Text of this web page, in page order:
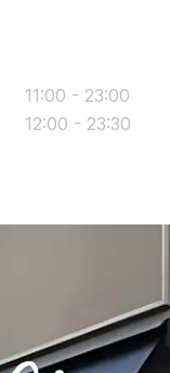
11:00 - 23:00
12:00 - 23:30